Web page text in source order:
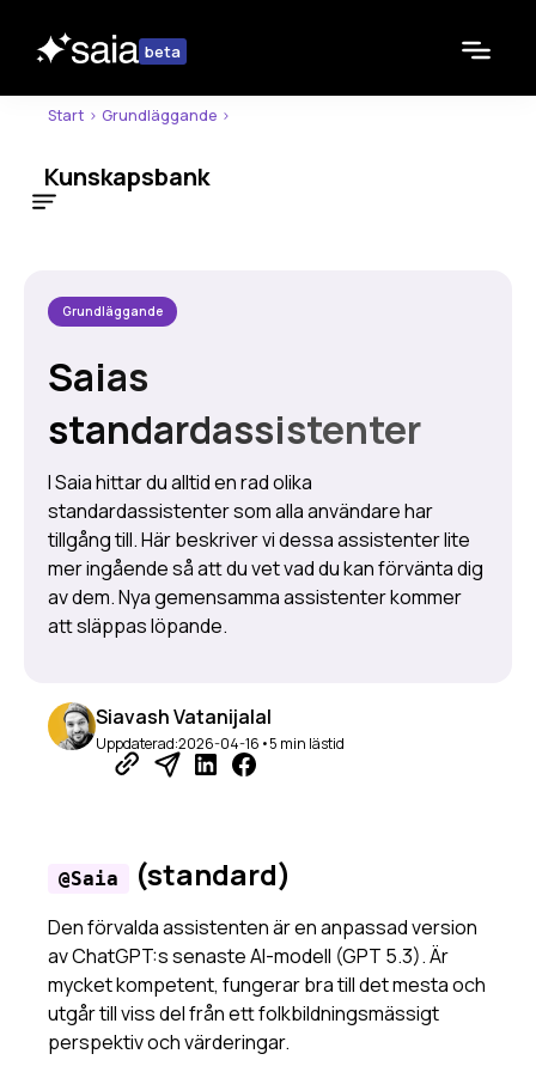
beta
Start > Grundläggande >
Kunskapsbank
Ibland vilar Saia
Driftnformation (status)
Om Saia-projektet
Grundläggande
Basfunktioner
Standardassistenter
Dina inställningar
Webbsökning
Dokument och filer
Spara och dela promptar
Minnesfunktionen
Bildgenerering
Mapp eller assistent?
Flytande snabbåtgärder
Delning av åtkomst
Skills i Saia
Grundläggande
Saias
standardassistenter
I Saia hittar du alltid en rad olika
standardassistenter som alla användare har
tillgång till. Här beskriver vi dessa assistenter lite
mer ingående så att du vet vad du kan förvänta dig
av dem. Nya gemensamma assistenter kommer
att släppas löpande.
Siavash Vatanijalal
Uppdaterad:2026-04-16 •5 min lästid
@Saia (standard)
Den förvalda assistenten är en anpassad version
av ChatGPT:s senaste AI-modell (GPT 5.3). Är
mycket kompetent, fungerar bra till det mesta och
utgår till viss del från ett folkbildningsmässigt
perspektiv och värderingar.